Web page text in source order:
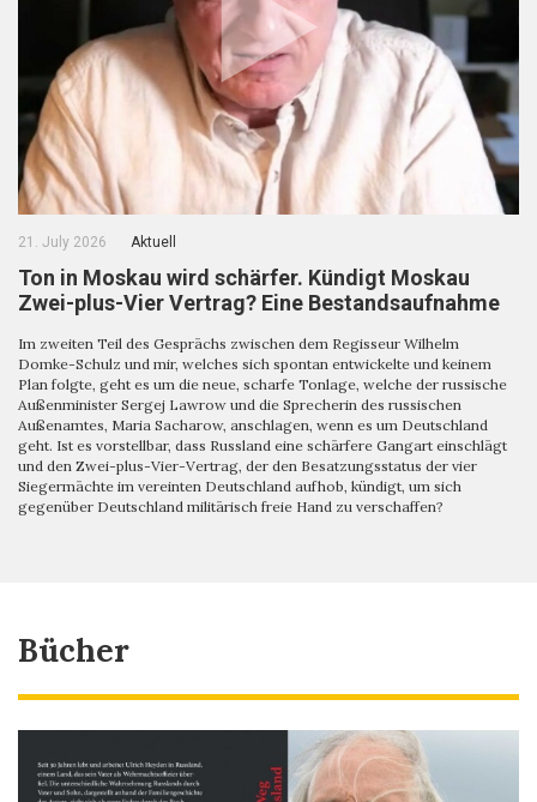
21. July 2026 Aktuell
Ton in Moskau wird schärfer. Kündigt Moskau
Zwei-plus-Vier Vertrag? Eine Bestandsaufnahme
Im zweiten Teil des Gesprächs zwischen dem Regisseur Wilhelm
Domke-Schulz und mir, welches sich spontan entwickelte und keinem
Plan folgte, geht es um die neue, scharfe Tonlage, welche der russische
Außenminister Sergej Lawrow und die Sprecherin des russischen
Außenamtes, Maria Sacharow, anschlagen, wenn es um Deutschland
geht. Ist es vorstellbar, dass Russland eine schärfere Gangart einschlägt
und den Zwei-plus-Vier-Vertrag, der den Besatzungsstatus der vier
Siegermächte im vereinten Deutschland aufhob, kündigt, um sich
gegenüber Deutschland militärisch freie Hand zu verschaffen?
Bücher